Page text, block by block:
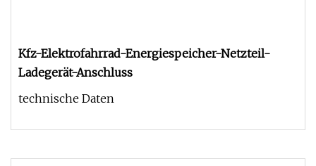
Kfz-Elektrofahrrad-Energiespeicher-Netzteil-
Ladegerät-Anschluss
technische Daten